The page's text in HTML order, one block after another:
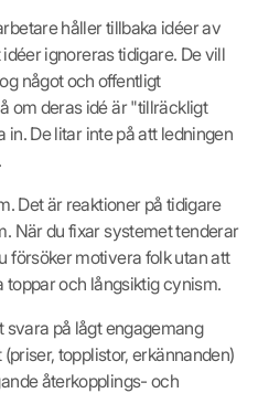
håller tillbaka idéer av
ignoreras tidigare. De vill
något och offentligt
om deras idé är "tillräckligt
De litar inte på att ledningen
Det är reaktioner på tidigare
När du fixar systemet tenderar
försöker motivera folk utan att
och långsiktig cynism.
svara på lågt engagemang
topplistor, erkännanden)
återkopplings- och